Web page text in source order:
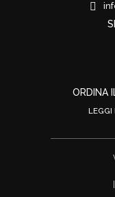
ORDINA
LEGGI